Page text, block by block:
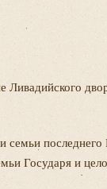
Государя и